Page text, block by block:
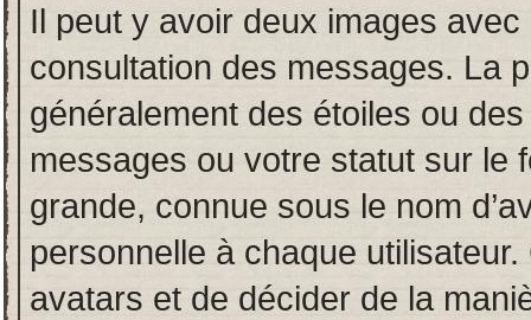
Il peut y avoir deux images
consultation des messages. La
généralement des étoiles ou
messages ou votre statut sur le
grande, connue sous le nom
personnelle à chaque utilisateur.
avatars et de décider de la